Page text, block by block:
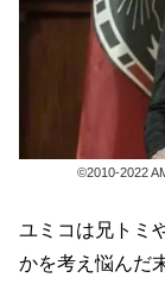
©2010-2022
ユミコは兄トミ
かを考え悩んだ